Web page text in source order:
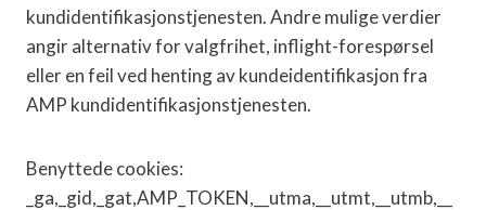
kundidentifikasjonstjenesten. Andre mulige verdier
angir alternativ for valgfrihet, inflight-forespørsel
eller en feil ved henting av kundeidentifikasjon fra
AMP kundidentifikasjonstjenesten.
Benyttede cookies:
_ga,_gid,_gat,AMP_TOKEN,__utma,__utmt,__utmb,__